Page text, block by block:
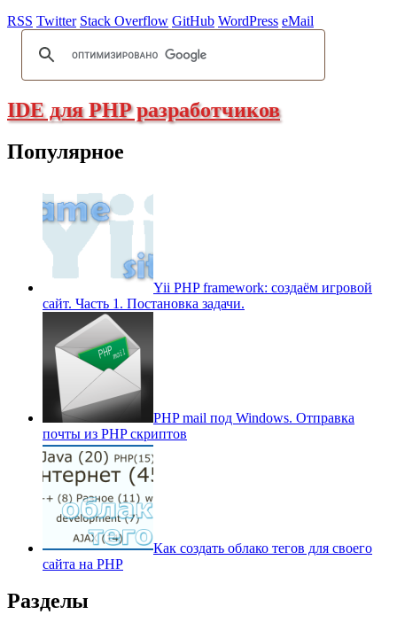
RSS Twitter Stack Overflow GitHub WordPress eMail
IDE для PHP разработчиков
Популярное
Yii PHP framework: создаём игровой
сайт. Часть 1. Постановка задачи.
PHP mail под Windows. Отправка
почты из PHP скриптов
Как создать облако тегов для своего
сайта на PHP
Разделы